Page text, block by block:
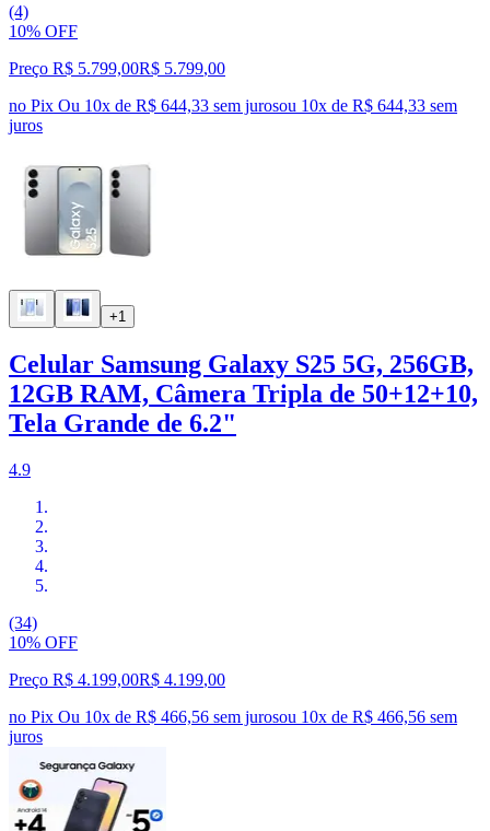
(4)
10% OFF
Preço R$ 5.799,00R$ 5.799,00
no Pix Ou 10x de R$ 644,33 sem jurosou 10x de R$ 644,33 sem
juros
+1
Celular Samsung Galaxy S25 5G, 256GB,
12GB RAM, Câmera Tripla de 50+12+10,
Tela Grande de 6.2"
4.9
(34)
10% OFF
Preço R$ 4.199,00R$ 4.199,00
no Pix Ou 10x de R$ 466,56 sem jurosou 10x de R$ 466,56 sem
juros